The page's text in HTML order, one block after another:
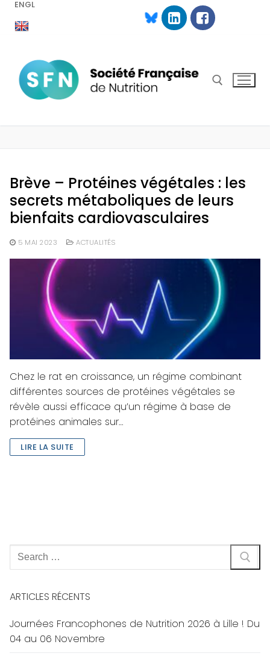
AllerENGL
Brève – Protéines végétales : les
secrets métaboliques de leurs
bienfaits cardiovasculaires
5 MAI 2023 ACTUALITÉS
Chez le rat en croissance, un régime combinant
différentes sources de protéines végétales se
révèle aussi efficace qu’un régime à base de
protéines animales sur…
LIRE LA SUITE
Rechercher
:
ARTICLES RÉCENTS
Journées Francophones de Nutrition 2026 à Lille ! Du
04 au 06 Novembre